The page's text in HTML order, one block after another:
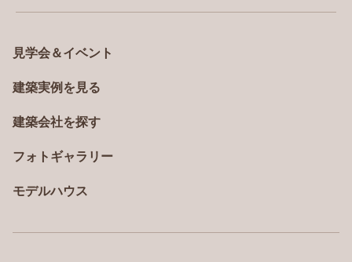
見学会＆イベント
建築実例を見る
建築会社を探す
フォトギャラリー
モデルハウス